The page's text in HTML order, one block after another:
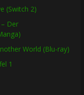
(Switch 2)
Der
World (Blu-ray)
1